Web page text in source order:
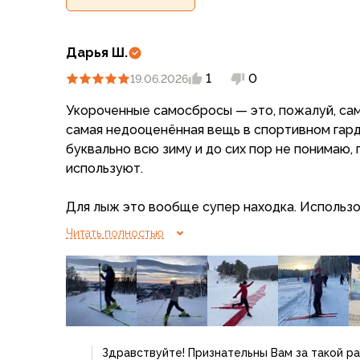
Ремни брючные
Уход за одеждой
Палатки и тенты
1-местные
2-местные
3-местные
Тенты
Аксессуары
Гамаки
Спальные мешки
Пуховые спальники
С синтетическим утеплителем
Двухместные спальники
Вкладыши
Дарья Ш.
19.06.2026 1 0
Укороченные самосбросы — это, пожалуй,
самая недооценённая вещь в спортивном
буквально всю зиму и до сих пор не
используют.
Для лыж это вообще супер находка.
штаны на беговых лыжах, горных лыжах и ски-
снял и дальше работаешь. В особенно
горнолыжные штаны как дополнительное
Очень нравится длина: ботинок остаётся
производить манипуляции и возиться со
Читать полностью
Здравствуйте! Признательны Вам за такой